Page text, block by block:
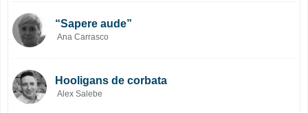
“Sapere aude”
Ana Carrasco
Hooligans de corbata
Alex Salebe